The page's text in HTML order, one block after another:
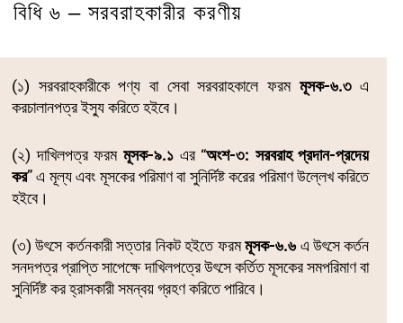
বিধি ৬ – সরবরাহকারীর করণীয়
(১) সরবরাহকারীকে পণ্য বা সেবা সরবরাহকালে ফরম মূসক-৬.৩এ
করচালানপত্র ইস্যু করিতে হইবে।
(২) দাখিলপত্র ফরম মূসক-৯.১এর “অংশ-৩: সরবরাহ প্রদান-প্রদেয়
কর” এ মূল্য এবং মূসকের পরিমাণ বা সুনির্দিষ্ট করের পরিমাণ উল্লেখ করিতে
হইবে।
(৩) উৎসে কর্তনকারী সত্তার নিকট হইতে ফরমমূসক-৬.৬এ উৎসে কর্তন
সনদপত্র প্রাপ্তি সাপেক্ষে দাখিলপত্রে উৎসে কর্তিত মূসকের সমপরিমাণ বা
সুনির্দিষ্ট কর হ্রাসকারী সমন্বয় গ্রহণ করিতে পারিবে।